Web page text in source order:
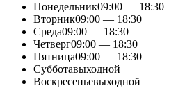
Понедельник09:00 — 18:30
Вторник09:00 — 18:30
Среда09:00 — 18:30
Четверг09:00 — 18:30
Пятница09:00 — 18:30
Субботавыходной
Воскресеньевыходной